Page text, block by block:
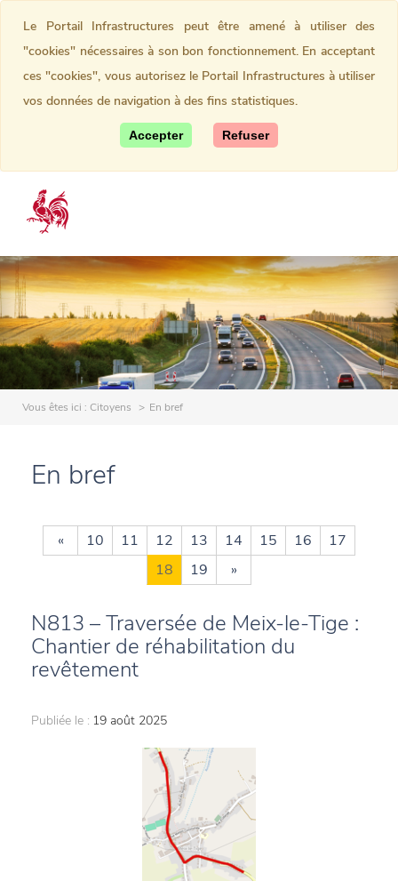
Vous êtes ici : Citoyens En bref
En bref
« 10 11 12 13 14 15 16
17
18
19 »
N813 – Traversée de Meix-le-Tige :
Chantier de réhabilitation du
revêtement
Publiée le : 19 août 2025
Le Portail Infrastructures peut être amené à utiliser des
"cookies" nécessaires à son bon fonctionnement. En acceptant
ces "cookies", vous autorisez le Portail Infrastructures à utiliser
vos données de navigation à des fins statistiques.
Accepter Refuser